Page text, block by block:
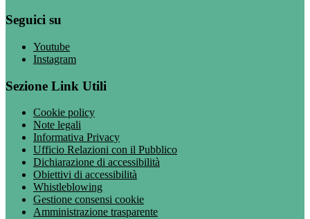
Seguici su
Youtube
Instagram
Sezione Link Utili
Cookie policy
Note legali
Informativa Privacy
Ufficio Relazioni con il Pubblico
Dichiarazione di accessibilità
Obiettivi di accessibilità
Whistleblowing
Gestione consensi cookie
Amministrazione trasparente